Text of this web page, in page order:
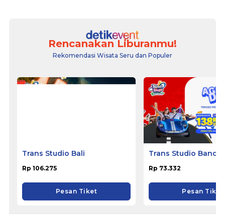
Rencanakan Liburanmu!
Rekomendasi Wisata Seru dan Populer
Trans Studio Bali
Rp 106.275
Pesan Tiket
Trans Studio
Rp 73.332
Pesan Tiket